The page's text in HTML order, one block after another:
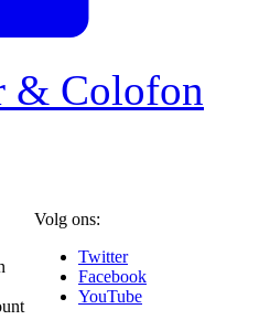
& Colofon
Volg ons:
Twitter
Facebook
YouTube